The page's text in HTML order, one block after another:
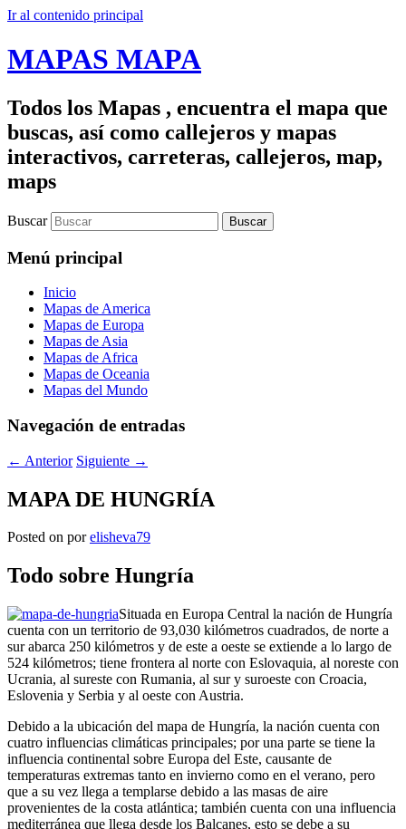
Ir al contenido principal
MAPAS MAPA
Todos los Mapas , encuentra el mapa que
buscas, así como callejeros y mapas
interactivos, carreteras, callejeros, map,
maps
Buscar
Menú principal
Inicio
Mapas de America
Mapas de Europa
Mapas de Asia
Mapas de Africa
Mapas de Oceania
Mapas del Mundo
Navegación de entradas
← Anterior Siguiente →
MAPA DE HUNGRÍA
Posted on porelisheva79
Todo sobre Hungría
Situada en Europa Central la nación de Hungría
cuenta con un territorio de 93,030 kilómetros cuadrados, de norte a
sur abarca 250 kilómetros y de este a oeste se extiende a lo largo de
524 kilómetros; tiene frontera al norte con Eslovaquia, al noreste con
Ucrania, al sureste con Rumania, al sur y suroeste con Croacia,
Eslovenia y Serbia y al oeste con Austria.
Debido a la ubicación del mapa de Hungría, la nación cuenta con
cuatro influencias climáticas principales; por una parte se tiene la
influencia continental sobre Europa del Este, causante de
temperaturas extremas tanto en invierno como en el verano, pero
que a su vez llega a templarse debido a las masas de aire
provenientes de la costa atlántica; también cuenta con una influencia
mediterránea que llega desde los Balcanes, esto se debe a su